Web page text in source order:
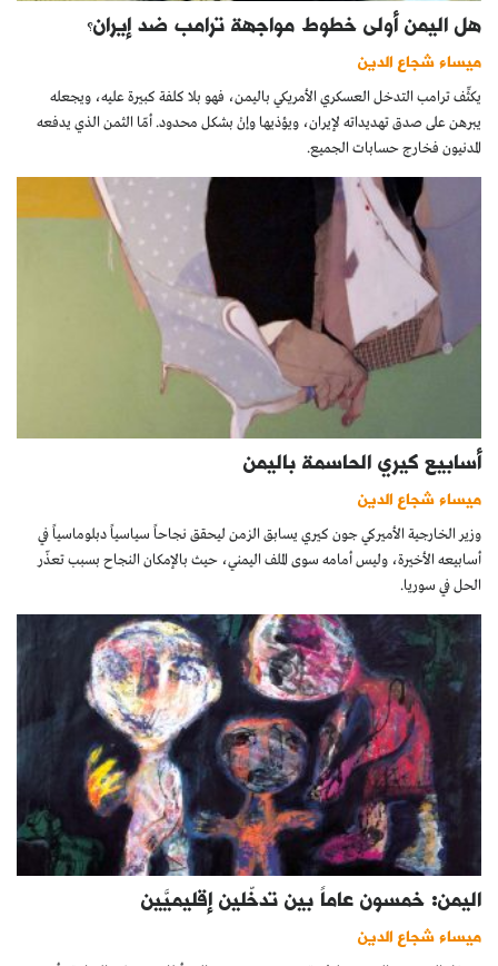
هل اليمن أولى خطوط مواجهة ترامب ضد إيران؟
ميساء شجاع الدين
يكثِّف ترامب التدخل العسكري الأمريكي باليمن، فهو بلا كلفة كبيرة عليه، ويجعله
يبرهن على صدق تهديداته لإيران، ويؤذيها وإنْ بشكل محدود. أمّا الثمن الذي يدفعه
المدنيون فخارج حسابات الجميع.
أسابيع كيري الحاسمة باليمن
ميساء شجاع الدين
وزير الخارجية الأميركي جون كيري يسابق الزمن ليحقق نجاحاً سياسياً دبلوماسياً في
أسابيعه الأخيرة، وليس أمامه سوى الملف اليمني، حيث بالإمكان النجاح بسبب تعذّر
الحل في سوريا.
اليمن: خمسون عاماً بين تدخّلين إقليميَّين
ميساء شجاع الدين